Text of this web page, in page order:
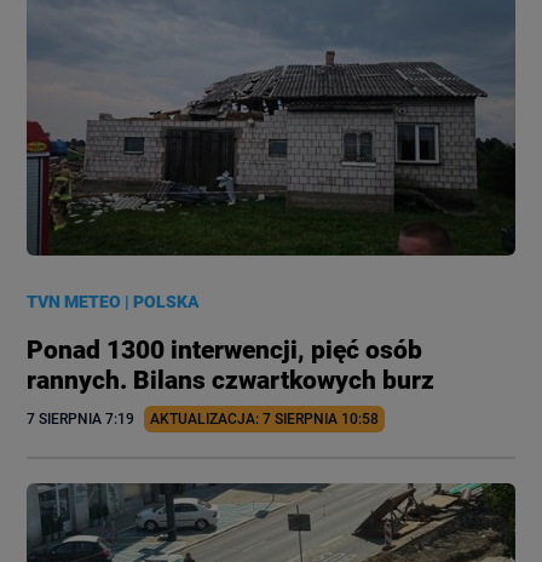
TVN METEO |POLSKA
Ponad 1300 interwencji, pięć osób
rannych. Bilans czwartkowych burz
7 SIERPNIA 7:19 AKTUALIZACJA: 7 SIERPNIA 10:58